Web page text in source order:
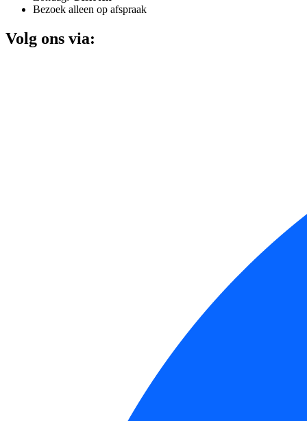
Bezoek alleen op afspraak
Volg ons via: